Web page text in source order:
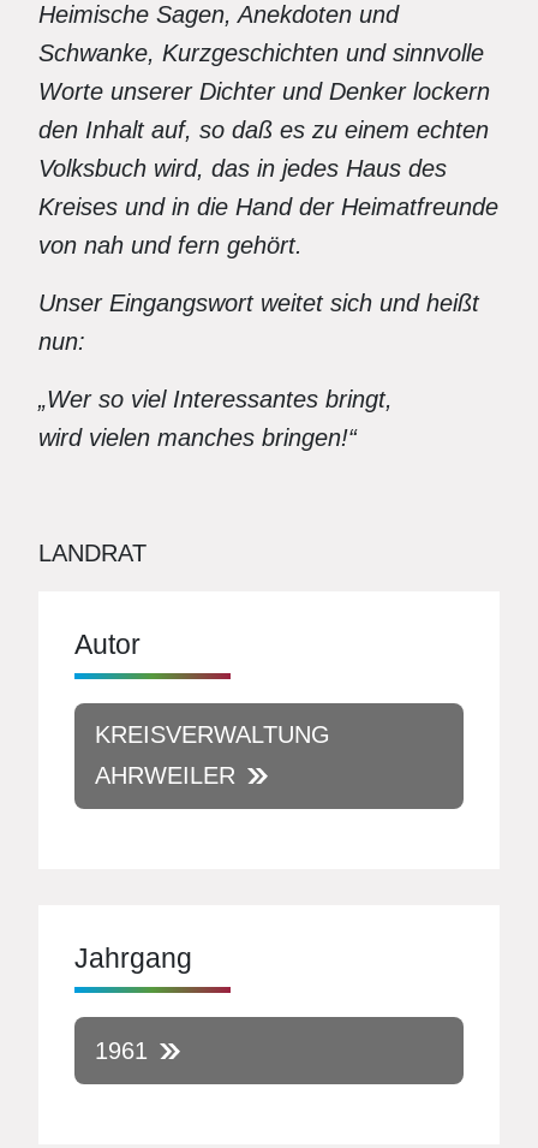
Heimische Sagen, Anekdoten und
Schwanke, Kurzgeschichten und sinnvolle
Worte unserer Dichter und Denker lockern
den Inhalt auf, so daß es zu einem echten
Volksbuch wird, das in jedes Haus des
Kreises und in die Hand der Heimatfreunde
von nah und fern gehört.
Unser Eingangswort weitet sich und heißt
nun:
„Wer so viel Interessantes bringt,
wird vielen manches bringen!“
LANDRAT
Autor
KREISVERWALTUNG
AHRWEILER
Jahrgang
1961